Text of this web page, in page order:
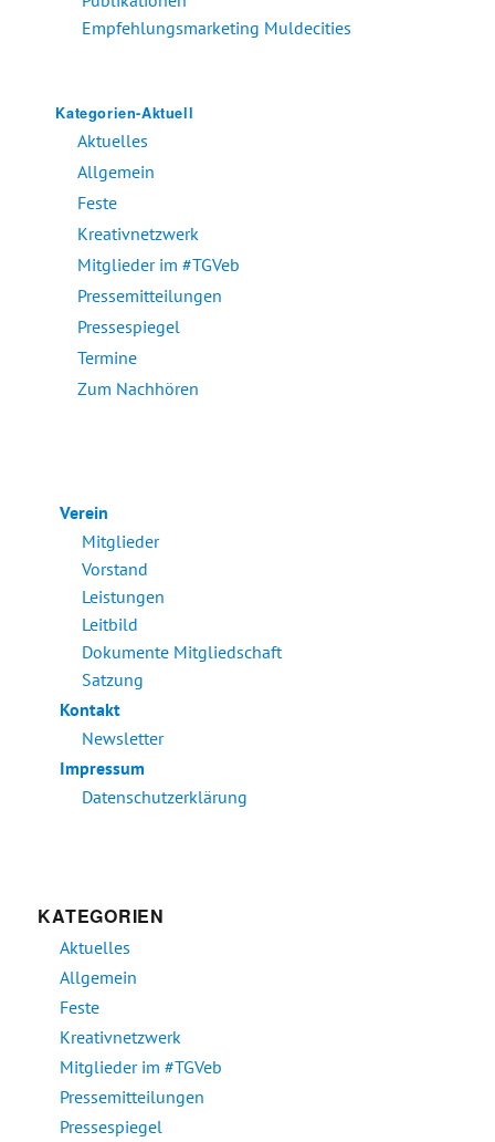
Empfehlungsmarketing Muldecities
Kategorien-Aktuell
Aktuelles
Allgemein
Feste
Kreativnetzwerk
Mitglieder im #TGVeb
Pressemitteilungen
Pressespiegel
Termine
Zum Nachhören
Verein
Mitglieder
Vorstand
Leistungen
Leitbild
Dokumente Mitgliedschaft
Satzung
Kontakt
Newsletter
Impressum
Datenschutzerklärung
KATEGORIEN
Aktuelles
Allgemein
Feste
Kreativnetzwerk
Mitglieder im #TGVeb
Pressemitteilungen
Pressespiegel